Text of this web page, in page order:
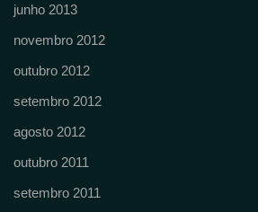
junho 2013
novembro 2012
outubro 2012
setembro 2012
agosto 2012
outubro 2011
setembro 2011